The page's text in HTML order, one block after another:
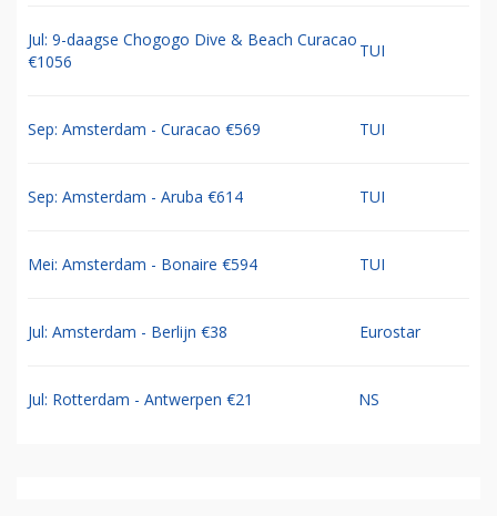
Jul: 9-daagse Chogogo Dive & Beach Curacao
€1056
TUI
Sep: Amsterdam - Curacao €569 TUI
Sep: Amsterdam - Aruba €614 TUI
Mei: Amsterdam - Bonaire €594 TUI
Jul: Amsterdam - Berlijn €38 Eurostar
Jul: Rotterdam - Antwerpen €21 NS